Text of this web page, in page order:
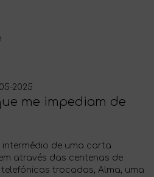
05-2025
me impediam de
de uma carta
através das centenas de
trocadas, Alma, uma